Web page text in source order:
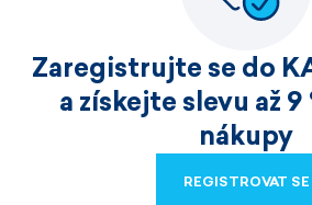
Zaregistrujte se do
a získejte slevu až 9
nákupy
REGISTROVAT SE